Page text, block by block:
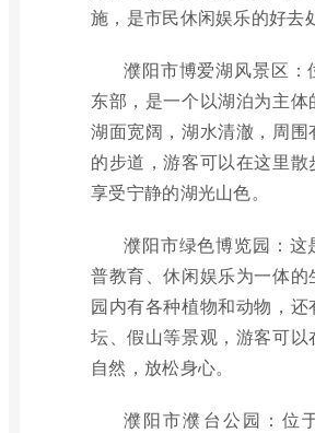
施，是市民休闲娱乐的好去
濮阳市博爱湖风景区：
东部，是一个以湖泊为主体
湖面宽阔，湖水清澈，周围
的步道，游客可以在这里散
享受宁静的湖光山色。
濮阳市绿色博览园：这
普教育、休闲娱乐为一体的
园内有各种植物和动物，
坛、假山等景观，游客可以
自然，放松身心。
濮阳市濮台公园：位